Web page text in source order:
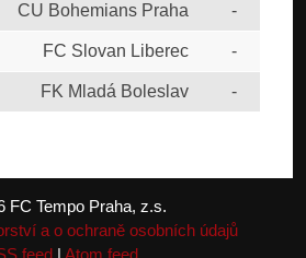
CU Bohemians Praha -
FC Slovan Liberec -
FK Mladá Boleslav -
FC Tempo Praha, z.s.
a o ochraně osobních údajů